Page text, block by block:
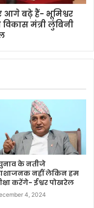
आगे बढ़े हैं- भूमिश्वर
मंत्री लुंबिनी
के नतीजे
नहीं लेकिन हम
करेंगे- ईश्वर पोखरेल
4, 2024